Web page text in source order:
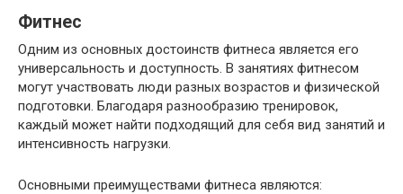
Фитнес
Одним из основных достоинств фитнеса является его
универсальность и доступность. В занятиях фитнесом
могут участвовать люди разных возрастов и физической
подготовки. Благодаря разнообразию тренировок,
каждый может найти подходящий для себя вид занятий и
интенсивность нагрузки.
Основными преимуществами фитнеса являются: